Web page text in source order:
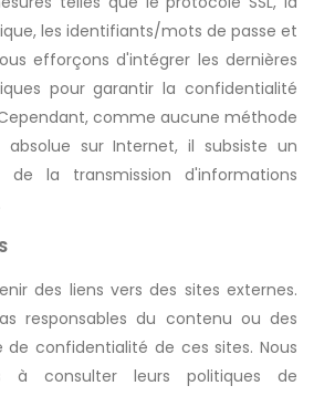
les identifiants/mots de passe et
efforçons d'intégrer les dernières
pour garantir la confidentialité
comme aucune méthode
sur Internet, il subsiste un
de la transmission d'informations
des liens vers des sites externes.
responsables du contenu ou des
confidentialité de ces sites. Nous
à consulter leurs politiques de